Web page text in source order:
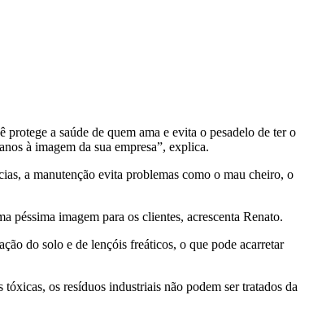
a saúde de quem ama e evita o pesadelo de ter o
à imagem da sua empresa”, explica.
a manutenção evita problemas como o mau cheiro, o
péssima imagem para os clientes, acrescenta Renato.
do solo e de lençóis freáticos, o que pode acarretar
os resíduos industriais não podem ser tratados da